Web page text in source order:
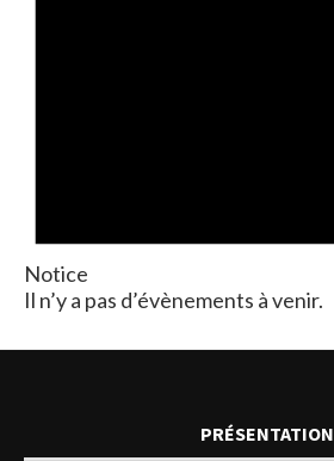
Notice
Il n’y a pas d’évènements à venir.
PRÉSENTATION